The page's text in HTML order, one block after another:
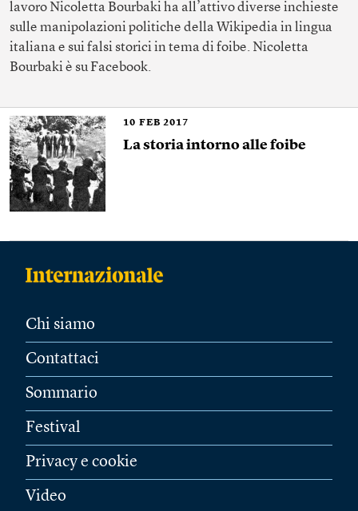
lavoro Nicoletta Bourbaki ha all’attivo diverse inchieste
sulle manipolazioni politiche della Wikipedia in lingua
italiana e sui falsi storici in tema di foibe. Nicoletta
Bourbakiè su Facebook.
10 FEB 2017
La storia intorno alle foibe
Chi siamo
Contattaci
Sommario
Festival
Privacy e cookie
Video